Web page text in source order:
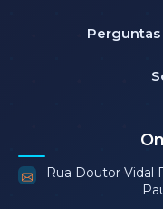
Rua Doutor Vidal